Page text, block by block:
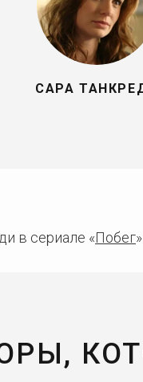
САРА
в сериале «Побег